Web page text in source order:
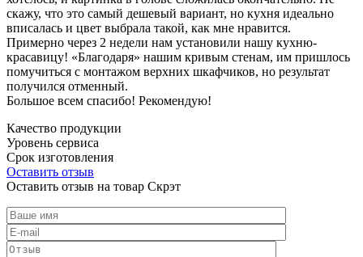
скажу, что это самый дешевый вариант, но кухня идеально
вписалась и цвет выбрала такой, как мне нравится.
Примерно через 2 недели нам установили нашу кухню-
красавицу! «Благодаря» нашим кривым стенам, им пришлось
помучиться с монтажом верхних шкафчиков, но результат
получился отменный.
Большое всем спасибо! Рекомендую!
Качество продукции
Уровень сервиса
Срок изготовления
Оставить отзыв
Оставить отзыв на товар Скрэт